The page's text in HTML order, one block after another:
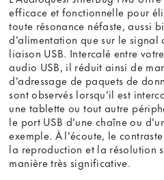
efficace et fonctionnelle pour
toute résonance néfaste, aussi
d'alimentation que sur le
liaison USB. Intercalé entre
audio USB, il réduit ainsi de
d'adressage de paquets de
sont observés lorsqu'il est
une tablette ou tout autre
le port USB d'une chaîne ou
exemple. À l'écoute, le
la reproduction et la résolution
manière très significative.